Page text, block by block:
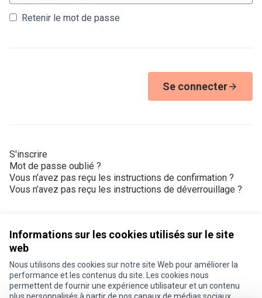
Informations sur les cookies utilisés sur le site
web
Nous utilisons des cookies sur notre site Web pour améliorer la
performance et les contenus du site. Les cookies nous
permettent de fournir une expérience utilisateur et un contenu
Retenir le mot de passe
Se connecter
S'inscrire
Mot de passe oublié ?
Vous n’avez pas reçu les instructions de confirmation ?
Vous n’avez pas reçu les instructions de déverrouillage ?
Conditions d'utilisation
Paramètres des cookies
Je participe ! sur X
Je participe ! sur Facebook
Je participe ! sur Instagram